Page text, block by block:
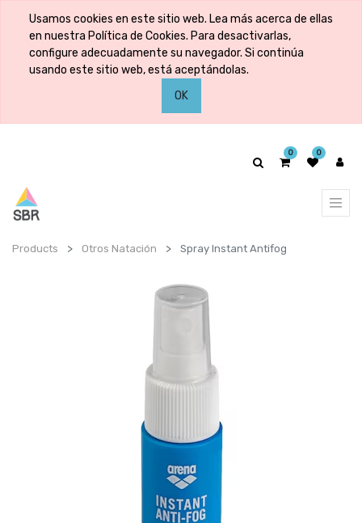
Usamos cookies en este sitio web. Lea más acerca de ellas
en nuestra Política de Cookies. Para desactivarlas,
configure adecuadamente su navegador. Si continúa
usando este sitio web, está aceptándolas.
OK
0 0
Products Otros Natación Spray Instant Antifog